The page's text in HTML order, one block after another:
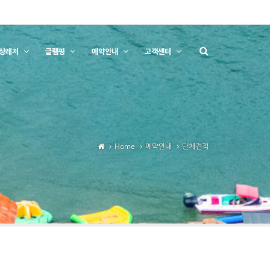
레저 글램핑 예약안내 고객센터
Home 예약안내 단체견적